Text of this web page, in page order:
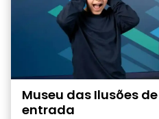
Museu das Ilusões
entrada